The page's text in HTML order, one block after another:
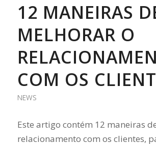
12 MANEIRAS
MELHORAR O
COM OS
NEWS
Este artigo contém 12 maneiras
relacionamento com os clientes,